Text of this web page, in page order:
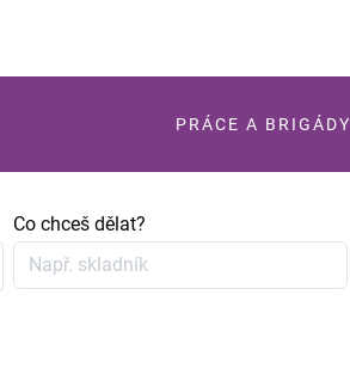
PRÁCE A BRIGÁDY
Co chceš dělat?